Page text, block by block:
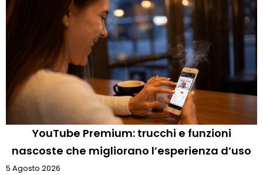
YouTube Premium: trucchi e funzioni
nascoste che migliorano l’esperienza d’uso
5 Agosto 2026